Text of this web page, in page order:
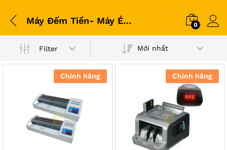
Máy Đếm Tiền- Máy Ép Nhựa 0
Filter Mới nhất
Chính hãng Chính hãng